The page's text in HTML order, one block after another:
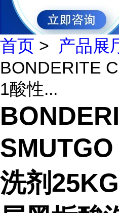
首页 > 产品展
BONDERITE
1酸性...
洗剂